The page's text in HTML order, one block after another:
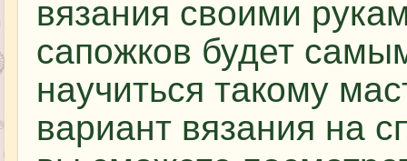
вязания своими
сапожков будет
научиться такому
вариант вязания на